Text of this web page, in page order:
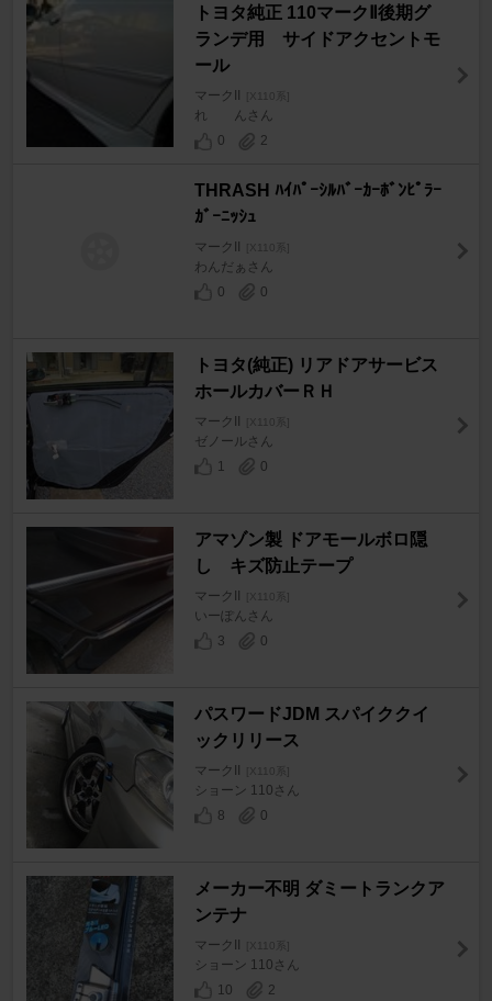
トヨタ純正 110マークⅡ後期グ
ランデ用 サイドアクセントモ
ール
マークII [X110系]
れ んさん
0
2
THRASH ﾊｲﾊﾟｰｼﾙﾊﾞｰｶｰﾎﾞﾝﾋﾟﾗｰ
ｶﾞｰﾆｯｼｭ
マークII [X110系]
わんだぁさん
0
0
トヨタ(純正) リアドアサービス
ホールカバーＲＨ
マークII [X110系]
ゼノールさん
1
0
アマゾン製 ドアモールボロ隠
し キズ防止テープ
マークII [X110系]
いーぽんさん
3
0
パスワードJDM スパイククイ
ックリリース
マークII [X110系]
ショーン 110さん
8
0
メーカー不明 ダミートランクア
ンテナ
マークII [X110系]
ショーン 110さん
10
2